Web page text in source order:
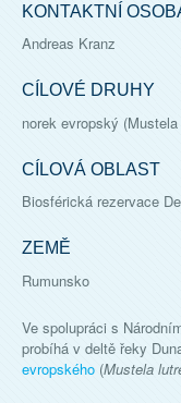
KONTAKTNÍ
Andreas Kranz
CÍLOVÉ DRUHY
norek evropský
CÍLOVÁ OBLAST
Biosférická rezervace
ZEMĚ
Rumunsko
Ve spolupráci s
probíhá v deltě řeky
evropského (Mustela